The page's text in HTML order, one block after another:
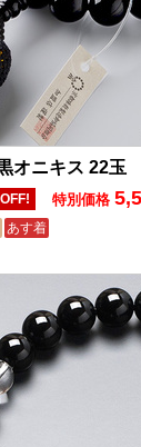
オニキス 22玉
特別価格
あす着